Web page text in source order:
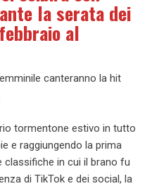
la serata dei
al
canteranno la hit
tormentone estivo in tutto
e raggiungendo la prima
in cui il brano fu
di TikTok e dei social, la